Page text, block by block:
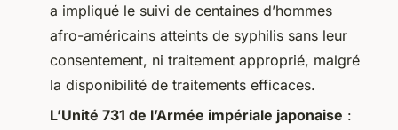
a impliqué le suivi de centaines d’hommes
afro-américains atteints de syphilis sans leur
consentement, ni traitement approprié, malgré
la disponibilité de traitements efficaces.
L’Unité 731 de l’Armée impériale japonaise :